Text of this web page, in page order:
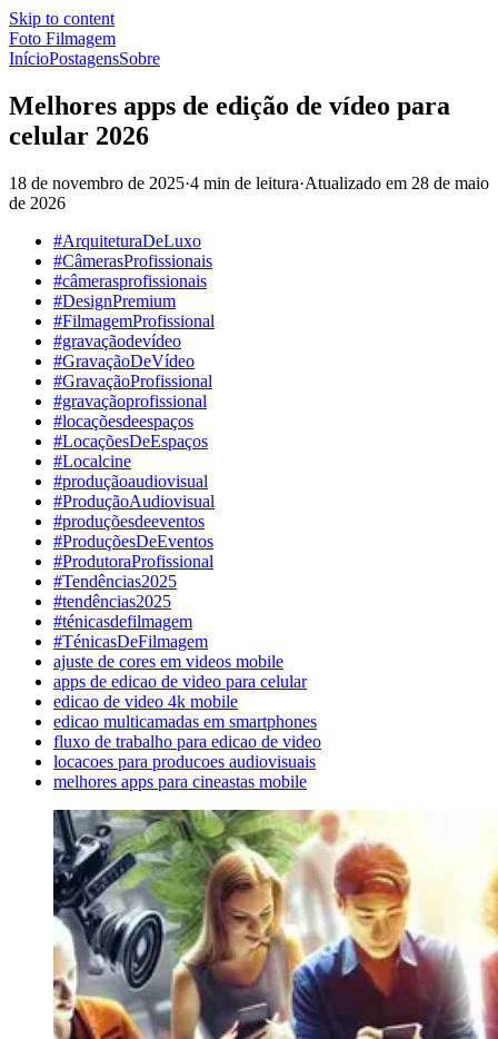
Skip to content
Foto Filmagem
InícioPostagensSobre
Melhores apps de edição de vídeo para
celular 2026
18 de novembro de 2025·4 min de leitura·Atualizado em 28 de maio
de 2026
#ArquiteturaDeLuxo
#CâmerasProfissionais
#câmerasprofissionais
#DesignPremium
#FilmagemProfissional
#gravaçãodevídeo
#GravaçãoDeVídeo
#GravaçãoProfissional
#gravaçãoprofissional
#locaçõesdeespaços
#LocaçõesDeEspaços
#Localcine
#produçãoaudiovisual
#ProduçãoAudiovisual
#produçõesdeeventos
#ProduçõesDeEventos
#ProdutoraProfissional
#Tendências2025
#tendências2025
#ténicasdefilmagem
#TénicasDeFilmagem
ajuste de cores em videos mobile
apps de edicao de video para celular
edicao de video 4k mobile
edicao multicamadas em smartphones
fluxo de trabalho para edicao de video
locacoes para producoes audiovisuais
melhores apps para cineastas mobile